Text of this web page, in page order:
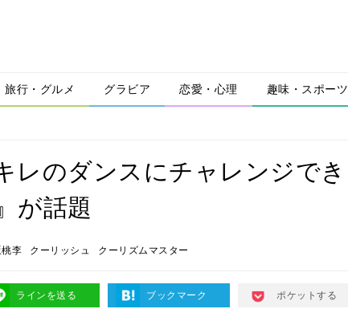
旅行・グルメ グラビア 恋愛・心理 趣味・スポーツ
レのダンスにチャレンジでき
が話題
李 クーリッシュ クーリズムマスター
ラインを送る ブックマーク ポケットする